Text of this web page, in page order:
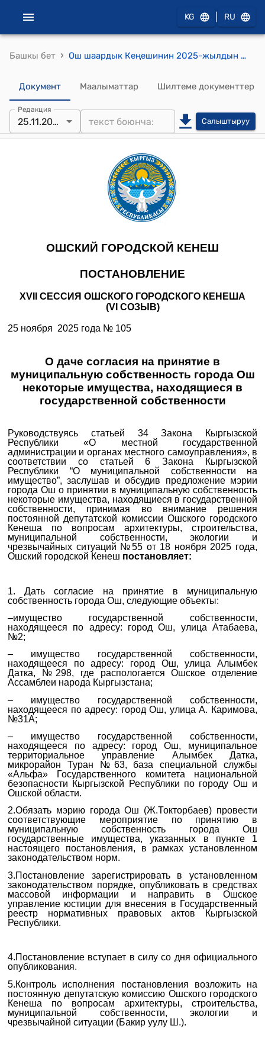
KG RU
Башкы бет › Ош шаардык Кеңешинин 2025-жылдын 25-ноябрындагы №105 Мамлекеттик менчиктеги айрым мүлктөрдү Ош шаарынын мунципалдык менчигине кабыл алууга макулдук берүү жөнүндө токтому
Документ Маалыматтар Шилтеме документтер
Редакция
25.11.2025 Салыштыруу